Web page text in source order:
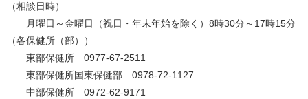
（相談日時）
月曜日～金曜日（祝日・年末年始を除く）8時30分～17時15分
（各保健所（部））
東部保健所 0977-67-2511
東部保健所国東保健部 0978-72-1127
中部保健所 0972‐62‐9171